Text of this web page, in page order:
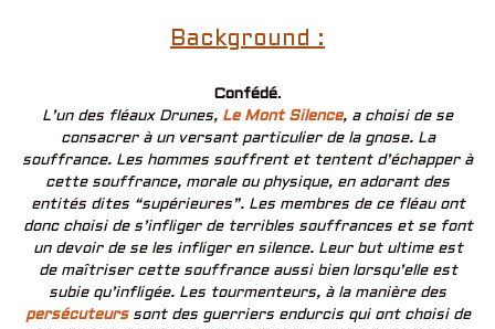
Background :
Confédé.
L’un des fléaux Drunes, Le Mont Silence, a choisi de se
consacrer à un versant particulier de la gnose. La
souffrance. Les hommes souffrent et tentent d’échapper à
cette souffrance, morale ou physique, en adorant des
entités dites “supérieures”. Les membres de ce fléau ont
donc choisi de s’infliger de terribles souffrances et se font
un devoir de se les infliger en silence. Leur but ultime est
de maîtriser cette souffrance aussi bien lorsqu’elle est
subie qu’infligée. Les tourmenteurs, à la manière des
persécuteurssont des guerriers endurcis qui ont choisi de